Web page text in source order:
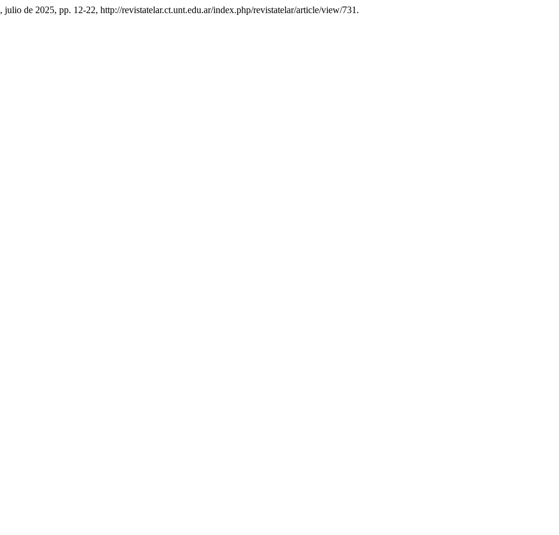
julio de 2025, pp. 12-22, http://revistatelar.ct.unt.edu.ar/index.php/revistatelar/article/view/731.